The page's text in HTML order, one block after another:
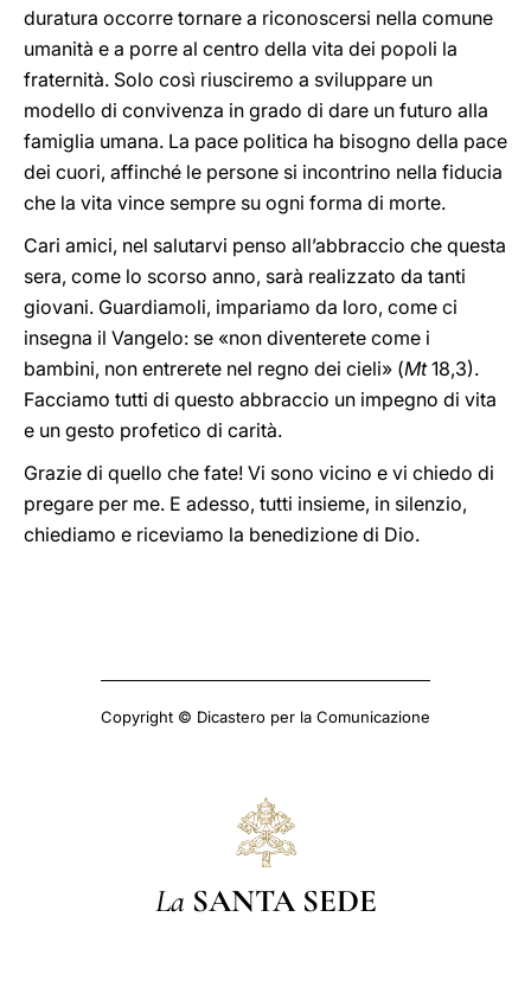
duratura occorre tornare a riconoscersi nella comune
umanità e a porre al centro della vita dei popoli la
fraternità. Solo così riusciremo a sviluppare un
modello di convivenza in grado di dare un futuro alla
famiglia umana. La pace politica ha bisogno della pace
dei cuori, affinché le persone si incontrino nella fiducia
che la vita vince sempre su ogni forma di morte.
Cari amici, nel salutarvi penso all’abbraccio che questa
sera, come lo scorso anno, sarà realizzato da tanti
giovani. Guardiamoli, impariamo da loro, come ci
insegna il Vangelo: se «non diventerete come i
bambini, non entrerete nel regno dei cieli» (Mt18,3).
Facciamo tutti di questo abbraccio un impegno di vita
e un gesto profetico di carità.
Grazie di quello che fate! Vi sono vicino e vi chiedo di
pregare per me. E adesso, tutti insieme, in silenzio,
chiediamo e riceviamo la benedizione di Dio.
Copyright © Dicastero per la Comunicazione
La SANTA SEDE